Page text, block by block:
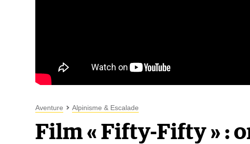
Aventure Alpinisme & Escalade
Film « Fifty-Fifty » :